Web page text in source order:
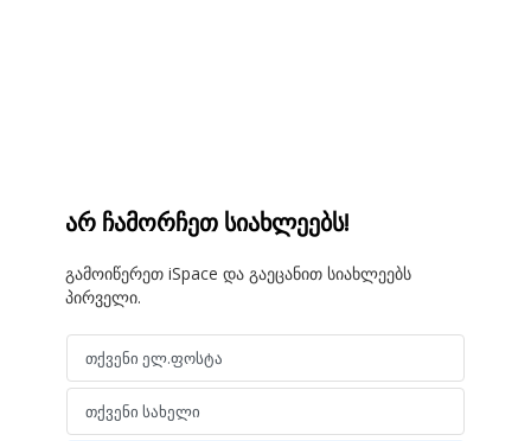
არ ჩამორჩეთ სიახლეებს!
გამოიწერეთ iSpace და გაეცანით სიახლეებს
პირველი.
Email
თქვენი ელ.ფოსტა
Name
თქვენი სახელი